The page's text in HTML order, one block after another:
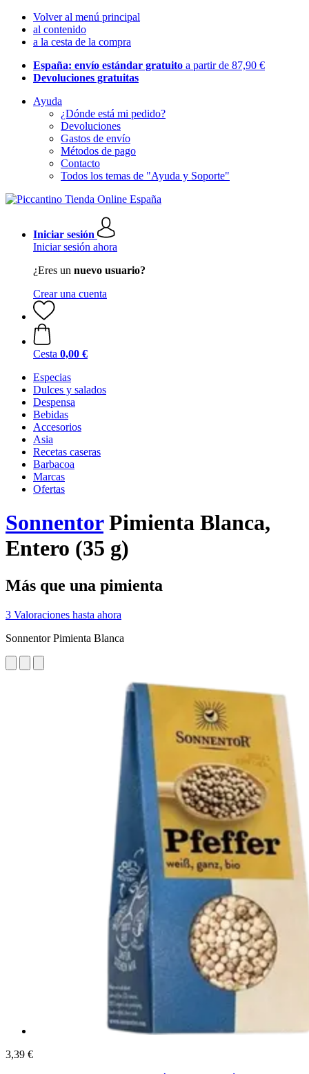
Volver al menú principal
al contenido
a la cesta de la compra
España: envío estándar gratuito a partir de 87,90 €
Devoluciones gratuitas
Ayuda
¿Dónde está mi pedido?
Devoluciones
Gastos de envío
Métodos de pago
Contacto
Todos los temas de "Ayuda y Soporte"
Iniciar sesión
Iniciar sesión ahora
¿Eres un nuevo usuario?
Crear una cuenta
Cesta 0,00 €
Especias
Dulces y salados
Despensa
Bebidas
Accesorios
Asia
Recetas caseras
Barbacoa
Marcas
Ofertas
SonnentorPimienta Blanca,
Entero (35 g)
Más que una pimienta
3 Valoraciones hasta ahora
Sonnentor Pimienta Blanca
3,39 €